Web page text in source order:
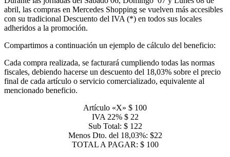
abril, las compras en Mercedes Shopping se vuelven más accesibles
con su tradicional Descuento del IVA (*) en todos sus locales
adheridos a la promoción.
Compartimos a continuación un ejemplo de cálculo del beneficio:
Cada compra realizada, se facturará cumpliendo todas las normas
fiscales, debiendo hacerse un descuento del 18,03% sobre el precio
final de cada artículo o servicio comercializado, equivalente al
mencionado beneficio.
Artículo «X» $ 100
IVA 22% $ 22
Sub Total: $ 122
Menos Dto. del 18,03%: $22
TOTAL A PAGAR: $ 100